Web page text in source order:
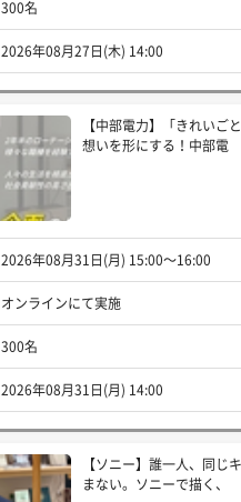
300名
2026年08月27日(木) 14:00
【中部電力】「きれいご
想いを形にする！中部電
2026年08月31日(月) 15:00〜16:00
オンラインにて実施
300名
2026年08月31日(月) 14:00
【ソニー】誰一人、同じ
まない。ソニーで描く、